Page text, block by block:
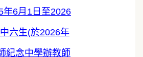
年6月1日至2026
六生(於2026年
紀念中學辦教師